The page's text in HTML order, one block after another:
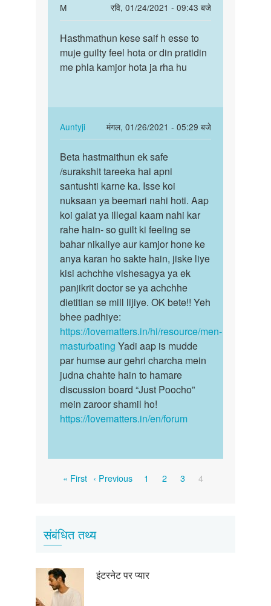
M
रवि, 01/24/2021 - 09:43 बजे
In
reply
to
Aarif
bete
ichchha…
by
Auntyji
Hasthmathun
kese
saif
Hasthmathun kese saif h esse to
muje guilty feel hota or din pratidin
me phla kamjor hota ja rha hu
Auntyji
मंगल, 01/26/2021 - 05:29 बजे
In
reply
to
Hasthmathun
kese
saif
h
esse…
by
M
Beta
hastmaithun
ek
safe
…
Beta hastmaithun ek safe
/surakshit tareeka hai apni
santushti karne ka. Isse koi
nuksaan ya beemari nahi hoti. Aap
koi galat ya illegal kaam nahi kar
rahe hain- so guilt ki feeling se
bahar nikaliye aur kamjor hone ke
anya karan ho sakte hain, jiske liye
kisi achchhe vishesagya ya ek
panjikrit doctor se ya achchhe
dietitian se mill lijiye. OK bete!! Yeh
bhee padhiye:
https://lovematters.in/hi/resource/men-
masturbating Yadi aap is mudde
par humse aur gehri charcha mein
judna chahte hain to hamare
discussion board “Just Poocho”
mein zaroor shamil ho!
https://lovematters.in/en/forum
Pagination
First
« First Previous
‹ Previous Page
1 Page
2 Page
3
Current
4
संबंधित तथ्य
इंटरनेट पर प्यार